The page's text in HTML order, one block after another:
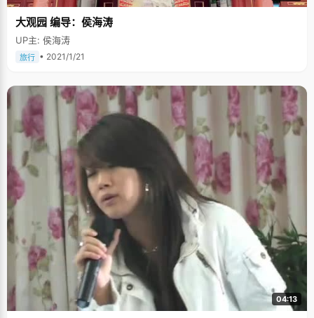
大观园 编导：侯海涛
UP主: 侯海涛
旅行 • 2021/1/21
04:13